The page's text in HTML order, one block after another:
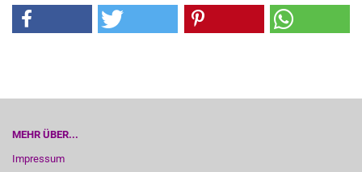
MEHR ÜBER...
Impressum